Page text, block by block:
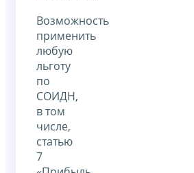
Возможность
применить
любую
льготу
по
СОИДН,
в том
числе,
статью
7